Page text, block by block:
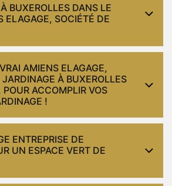
BUXEROLLES DANS LE
ELAGAGE, SOCIÉTÉ DE
AMIENS ELAGAGE,
JARDINAGE À BUXEROLLES
ACCOMPLIR VOS
!
ENTREPRISE DE
UN ESPACE VERT DE